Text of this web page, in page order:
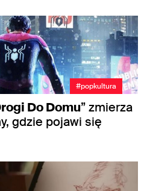
#popkultura
Do Domu” zmierza
gdzie pojawi się